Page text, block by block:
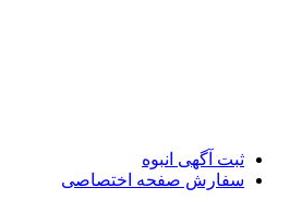
ثبت آگهی انبوه
سفارش صفحه اختصاصی